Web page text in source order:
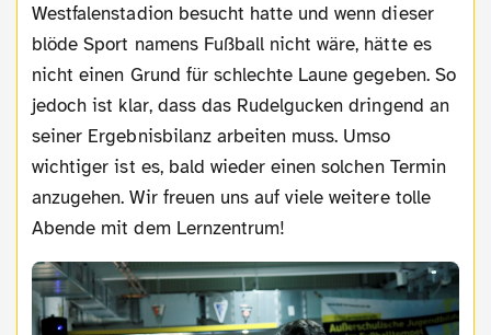
Westfalenstadion besucht hatte und wenn dieser
blöde Sport namens Fußball nicht wäre, hätte es
nicht einen Grund für schlechte Laune gegeben. So
jedoch ist klar, dass das Rudelgucken dringend an
seiner Ergebnisbilanz arbeiten muss. Umso
wichtiger ist es, bald wieder einen solchen Termin
anzugehen. Wir freuen uns auf viele weitere tolle
Abende mit dem Lernzentrum!